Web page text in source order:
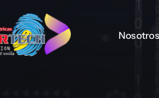
Nosotros
Nosotros